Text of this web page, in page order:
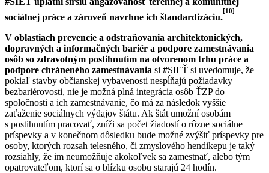
sociálnej práce a zároveň navrhne ich štandardizáciu.
[10]
V oblastiach prevencie a odstraňovania architektonických,
dopravných a informačných bariér a podpore zamestnávania
osôb so zdravotným postihnutím na otvorenom trhu práce a
podpore chráneného zamestnávania si #SIEŤ si uvedomuje, že
pokiaľ stavby občianskej vybavenosti nespĺňajú požiadavky
bezbariérovosti, nie je možná plná integrácia osôb ŤZP do
spoločnosti a ich zamestnávanie, čo má za následok vyššie
zaťaženie sociálnych výdajov štátu. Ak štát umožní osobám
s postihnutím pracovať, zníži sa počet žiadostí o rôzne sociálne
príspevky a v konečnom dôsledku bude možné zvýšiť príspevky pre
osoby, ktorých rozsah telesného, či zmyslového hendikepu je taký
rozsiahly, že im neumožňuje akokoľvek sa zamestnať, alebo tým
opatrovateľom, ktorí sa o blízku osobu starajú 24 hodín.